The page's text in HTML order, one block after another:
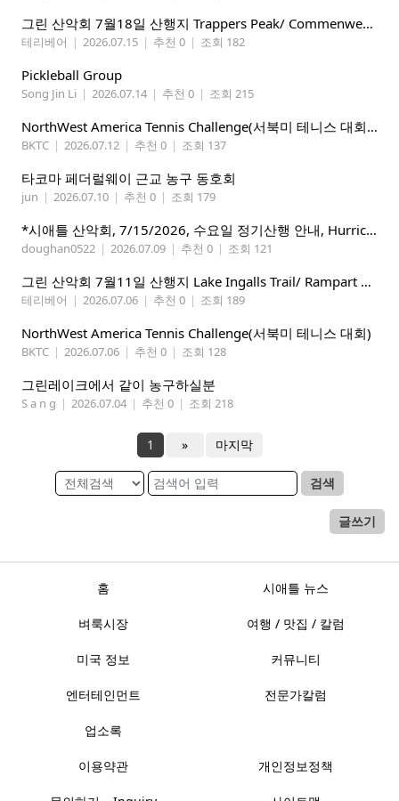
그린 산악회 7월18일 산행지 Trappers Peak/ Commenwealth Basin
테리베어 | 2026.07.15 | 추천 0 | 조회 182
Pickleball Group
Song Jin Li | 2026.07.14 | 추천 0 | 조회 215
NorthWest America Tennis Challenge(서북미 테니스 대회) 마감임박!!!!!
BKTC | 2026.07.12 | 추천 0 | 조회 137
타코마 페더럴웨이 근교 농구 동호회
jun | 2026.07.10 | 추천 0 | 조회 179
*시애틀 산악회, 7/15/2026, 수요일 정기산행 안내, Hurricane Ridge*
doughan0522 | 2026.07.09 | 추천 0 | 조회 121
그린 산악회 7월11일 산행지 Lake Ingalls Trail/ Rampart Lake Via Rachel lake trail
테리베어 | 2026.07.06 | 추천 0 | 조회 189
NorthWest America Tennis Challenge(서북미 테니스 대회)
BKTC | 2026.07.06 | 추천 0 | 조회 128
그린레이크에서 같이 농구하실분
S a n g | 2026.07.04 | 추천 0 | 조회 218
1 » 마지막
검색
글쓰기
홈 시애틀 뉴스
벼룩시장 여행 / 맛집 / 칼럼
미국 정보 커뮤니티
엔터테인먼트 전문가칼럼
업소록
이용약관 개인정보정책